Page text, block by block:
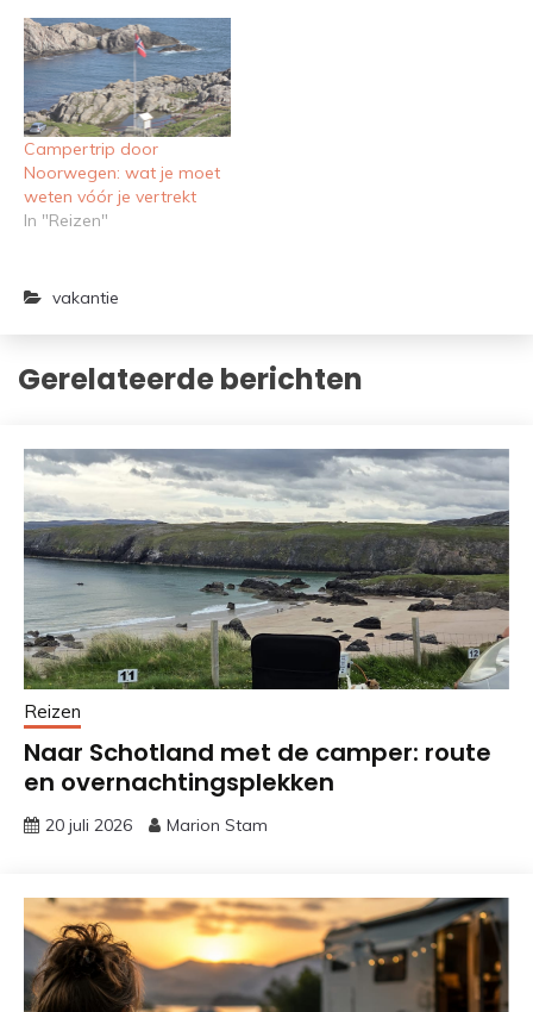
Campertrip door
Noorwegen: wat je moet
weten vóór je vertrekt
In "Reizen"
vakantie
Gerelateerde berichten
Reizen
Naar Schotland met de camper: route
en overnachtingsplekken
20 juli 2026 Marion Stam